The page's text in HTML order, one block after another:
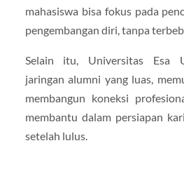
mahasiswa bisa fokus pada
pengembangan diri, tanpa
Selain itu, Universitas Esa
jaringan alumni yang luas,
membangun koneksi
membantu dalam persiapan
setelah lulus.